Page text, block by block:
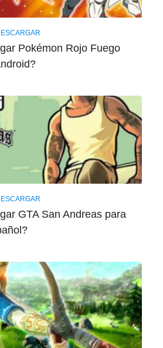
Pokémon Rojo Fuego
GTA San Andreas para